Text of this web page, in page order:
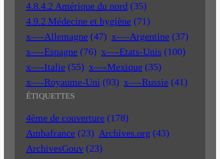
4.8.4.2 Amérique du nord (35)
4.9.2 Médecine et hygiène (71)
x—-Allemagne (47) x—-Argentine (37)
x—-Espagne (76) x—-Etats-Unis (100)
x—-Italie (55) x—-Mexique (35)
x—-Royaume-Uni (93) x—-Russie (41)
ÉTIQUETTES
4ème de couverture (178)
Ambafrance (23) Archives.org (43)
ArchivesGouv (23)